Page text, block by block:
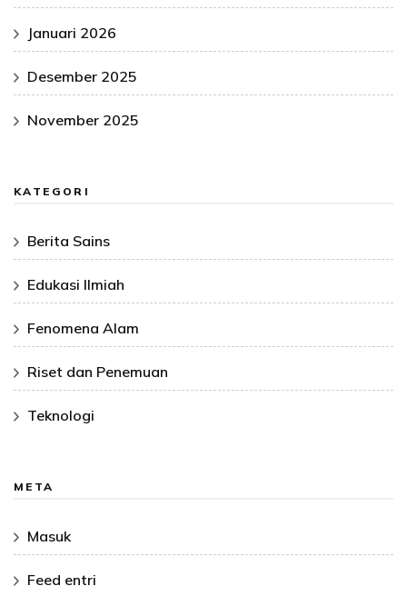
Januari 2026
Desember 2025
November 2025
KATEGORI
Berita Sains
Edukasi Ilmiah
Fenomena Alam
Riset dan Penemuan
Teknologi
META
Masuk
Feed entri